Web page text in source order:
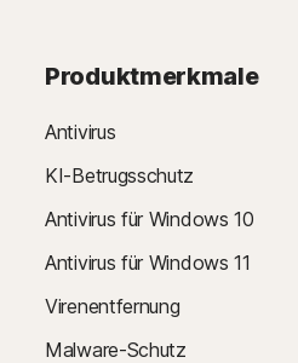
Produktmerkmale
Antivirus
KI-Betrugsschutz
Antivirus für Windows 10
Antivirus für Windows 11
Virenentfernung
Malware-Schutz